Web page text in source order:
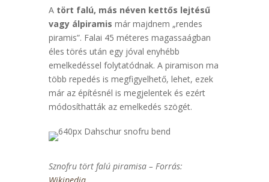
A tört falú, más néven kettős lejtésű
vagy álpiramis már majdnem „rendes
piramis”. Falai 45 méteres magassaágban
éles törés után egy jóval enyhébb
emelkedéssel folytatódnak. A piramison ma
több repedés is megfigyelhető, lehet, ezek
már az építésnél is megjelentek és ezért
módosíthatták az emelkedés szögét.
Sznofru tört falú piramisa – Forrás: